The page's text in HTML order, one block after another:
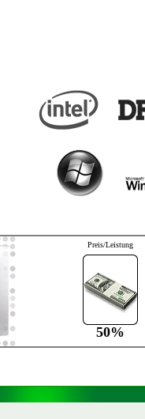
Preis/Leistung
50%